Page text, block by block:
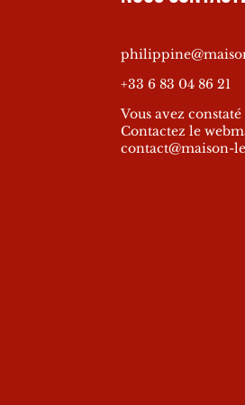
+33 6 83 04 86 21
Vous avez
Contactez le
contact@maison-